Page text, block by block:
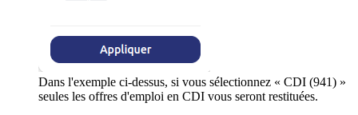
Dans l'exemple ci-dessus, si vous sélectionnez « CDI (941) »
seules les offres d'emploi en CDI vous seront restituées.